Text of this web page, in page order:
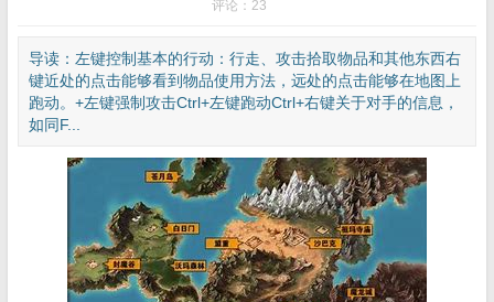
评论：23
导读：左键控制基本的行动：行走、攻击拾取物品和其他东西右
键近处的点击能够看到物品使用方法，远处的点击能够在地图上
跑动。+左键强制攻击Ctrl+左键跑动Ctrl+右键关于对手的信息，
如同F...